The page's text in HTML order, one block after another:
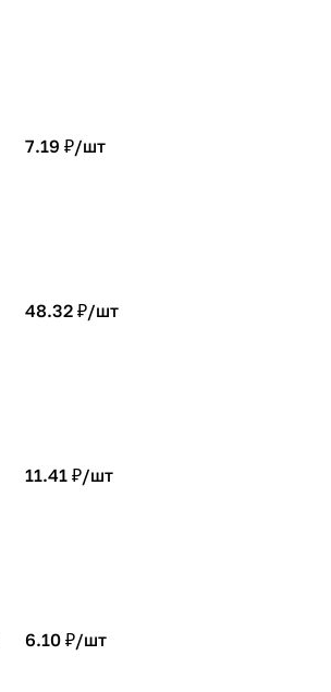
7.19 ₽/шт
48.32 ₽/шт
11.41 ₽/шт
6.10 ₽/шт